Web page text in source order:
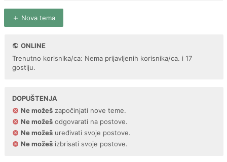
Nova tema
ONLINE
Trenutno korisnika/ca: Nema prijavljenih korisnika/ca. i 17
gostiju.
DOPUŠTENJA
Ne možeš započinjati nove teme.
Ne možeš odgovarati na postove.
Ne možeš uređivati svoje postove.
Ne možeš izbrisati svoje postove.